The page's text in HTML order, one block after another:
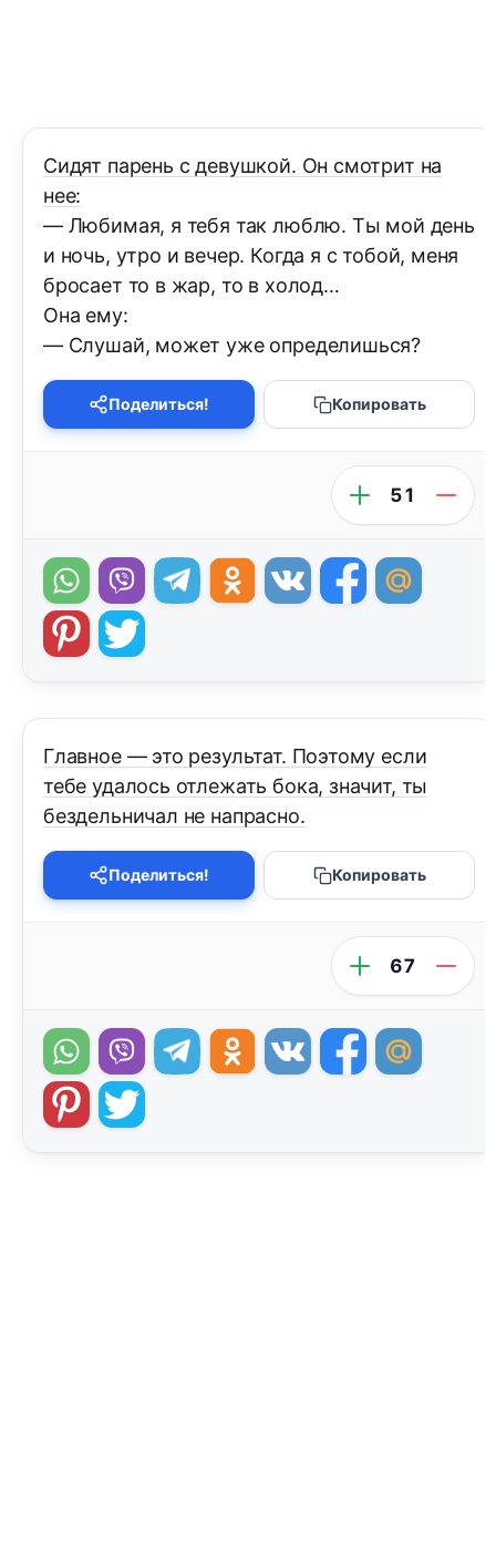
Сидят парень с девушкой. Он смотрит на
нее:
— Любимая, я тебя так люблю. Ты мой день
и ночь, утро и вечер. Когда я с тобой, меня
бросает то в жар, то в холод…
Она ему:
— Слушай, может уже определишься?
Поделиться! Копировать
51
Главное — это результат. Поэтому если
тебе удалось отлежать бока, значит, ты
бездельничал не напрасно.
Поделиться! Копировать
67